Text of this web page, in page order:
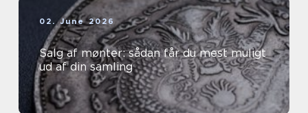
02. June 2026
Salg af mønter: sådan får du mest muligt
ud af din samling